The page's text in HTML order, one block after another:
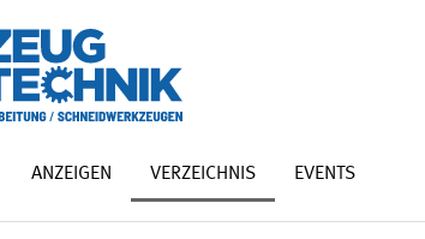
ANZEIGEN VERZEICHNIS EVENTS